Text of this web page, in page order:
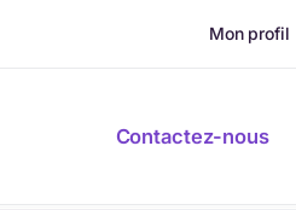
Mon profil
Contactez-nous